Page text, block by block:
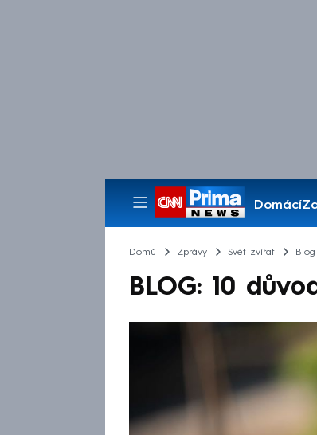
Domácí
Pořady
Domů Zprávy Svět zvířat
BLOG: 10